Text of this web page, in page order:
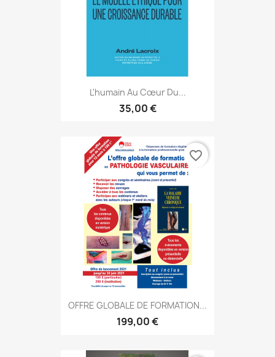
L'humain Au Cœur Du...
35,00 €
OFFRE GLOBALE DE FORMATION...
199,00 €
favorite_border